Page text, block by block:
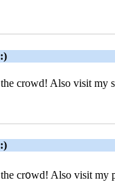
crowd! Also visit my
cr᧐wd! Also visit my